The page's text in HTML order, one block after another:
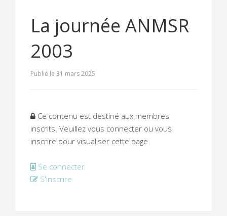
La journée ANMSR
2003
Publié le 31 mars 2025
Ce contenu est destiné aux membres
inscrits. Veuillez vous connecter ou vous
inscrire pour visualiser cette page
Se connecter
S'inscrire